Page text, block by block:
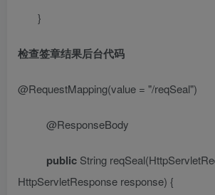
}
检查签章结果后台代码
@RequestMapping(value = "/reqSeal")
@ResponseBody
public String
HttpServletResponse response) {